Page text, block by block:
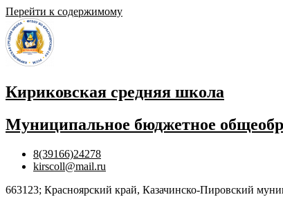
Перейти к содержимому
Кириковская средняя школа
Муниципальное бюджетное
8(39166)24278
kirscoll@mail.ru
663123; Красноярский край, Казачинско-Пировский